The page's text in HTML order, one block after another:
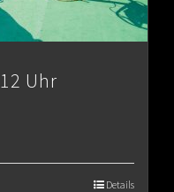
Uhr
Details